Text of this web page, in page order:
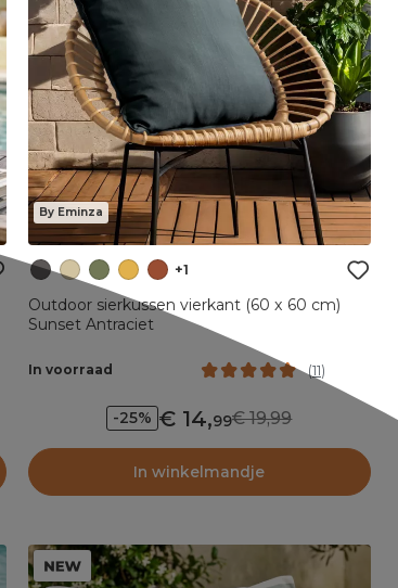
By Eminza
+1
Outdoor sierkussen vierkant (60 x 60 cm)
Sunset Antraciet
In voorraad (11)
-25% 14,9919,99
In winkelmandje